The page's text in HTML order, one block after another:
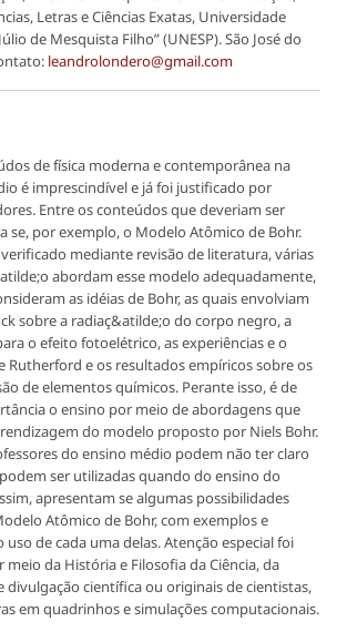
Letras e Ciências Exatas, Universidade
de Mesquista Filho” (UNESP). São José do
leandrolondero@gmail.com
de física moderna e contemporânea na
é imprescindível e já foi justificado por
Entre os conteúdos que deveriam ser
se, por exemplo, o Modelo Atômico de Bohr.
mediante revisão de literatura, várias
abordam esse modelo adequadamente,
as idéias de Bohr, as quais envolviam
sobre a radiaç&atilde;o do corpo negro, a
o efeito fotoelétrico, as experiências e o
Rutherford e os resultados empíricos sobre os
de elementos químicos. Perante isso, é de
o ensino por meio de abordagens que
do modelo proposto por Niels Bohr.
do ensino médio podem não ter claro
ser utilizadas quando do ensino do
apresentam se algumas possibilidades
Atômico de Bohr, com exemplos e
de cada uma delas. Atenção especial foi
da História e Filosofia da Ciência, da
divulgação científica ou originais de cientistas,
em quadrinhos e simulações computacionais.